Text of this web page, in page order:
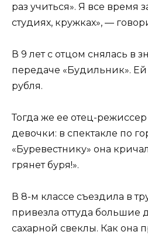
раз учиться». Я все время
студиях, кружках», —
В 9 лет с отцом снялась в
передаче «Будильник».
рубля.
Тогда же ее отец-
девочки: в спектакле по
«Буревестнику» она
грянет буря!».
В 8-м классе съездила в
привезла оттуда большие
сахарной свеклы. Как она